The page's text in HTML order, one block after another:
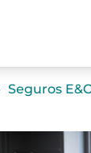
Seguros